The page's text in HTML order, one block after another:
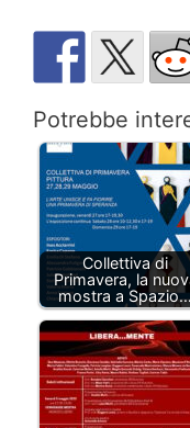
Potrebbe
Collettiva di
Primavera, la
mostra a